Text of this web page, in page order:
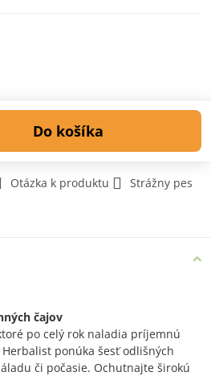
Do košíka
Otázka k produktu
Strážny pes
čajov
po celý rok naladia príjemnú
ponúka šesť odlišných
či počasie. Ochutnajte širokú